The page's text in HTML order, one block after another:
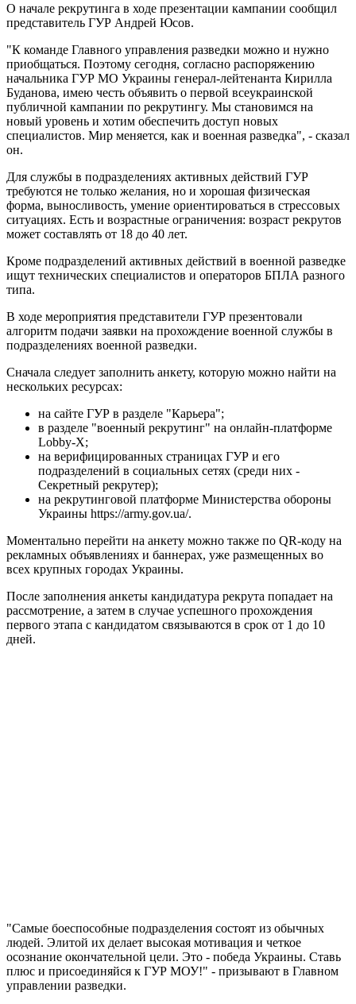
О начале рекрутинга в ходе презентации кампании сообщил
представитель ГУР Андрей Юсов.
"К команде Главного управления разведки можно и нужно
приобщаться. Поэтому сегодня, согласно распоряжению
начальника ГУР МО Украины генерал-лейтенанта Кирилла
Буданова, имею честь объявить о первой всеукраинской
публичной кампании по рекрутингу. Мы становимся на
новый уровень и хотим обеспечить доступ новых
специалистов. Мир меняется, как и военная разведка", - сказал
он.
Для службы в подразделениях активных действий ГУР
требуются не только желания, но и хорошая физическая
форма, выносливость, умение ориентироваться в стрессовых
ситуациях. Есть и возрастные ограничения: возраст рекрутов
может составлять от 18 до 40 лет.
Кроме подразделений активных действий в военной разведке
ищут технических специалистов и операторов БПЛА разного
типа.
В ходе мероприятия представители ГУР презентовали
алгоритм подачи заявки на прохождение военной службы в
подразделениях военной разведки.
Сначала следует заполнить анкету, которую можно найти на
нескольких ресурсах:
на сайте ГУР в разделе "Карьера";
в разделе "военный рекрутинг" на онлайн-платформе
Lobby-X;
на верифицированных страницах ГУР и его
подразделений в социальных сетях (среди них -
Секретный рекрутер);
на рекрутинговой платформе Министерства обороны
Украины https://army.gov.ua/.
Моментально перейти на анкету можно также по QR-коду на
рекламных объявлениях и баннерах, уже размещенных во
всех крупных городах Украины.
После заполнения анкеты кандидатура рекрута попадает на
рассмотрение, а затем в случае успешного прохождения
первого этапа с кандидатом связываются в срок от 1 до 10
дней.
"Самые боеспособные подразделения состоят из обычных
людей. Элитой их делает высокая мотивация и четкое
осознание окончательной цели. Это - победа Украины. Ставь
плюс и присоединяйся к ГУР МОУ!" - призывают в Главном
управлении разведки.